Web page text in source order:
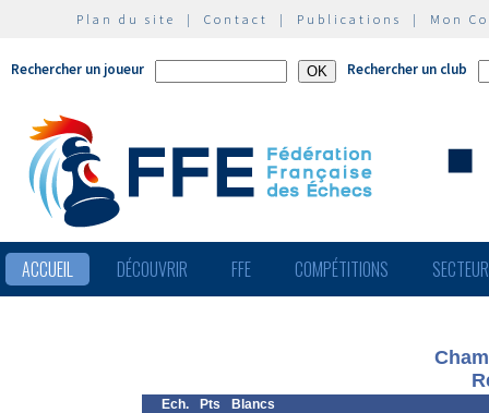
Plan du site | Contact | Publications | Mon
Rechercher un joueur Rechercher un club
ACCUEIL DÉCOUVRIR FFE COMPÉTITIONS
Ech. Pts
Blancs